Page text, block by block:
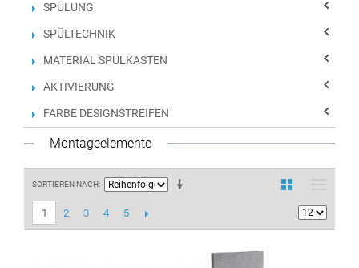
SPÜLUNG
SPÜLTECHNIK
MATERIAL SPÜLKASTEN
AKTIVIERUNG
FARBE DESIGNSTREIFEN
Montageelemente
SORTIEREN NACH
1 2 3 4 5